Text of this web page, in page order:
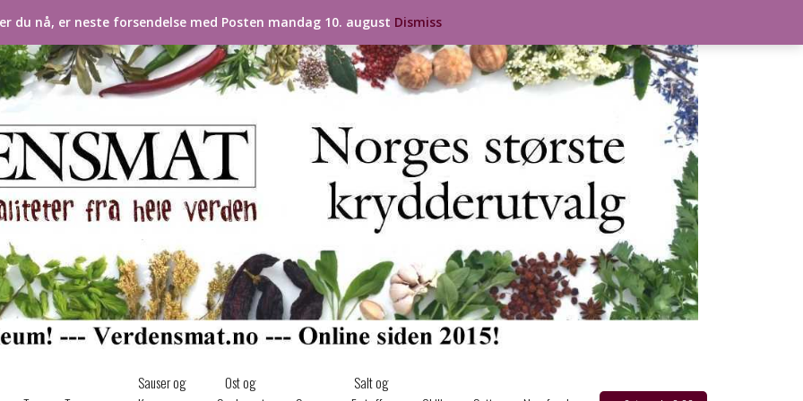
Sauser og
Ost og
Salt og
du nå, er neste forsendelse med Posten mandag 10. august Dismiss